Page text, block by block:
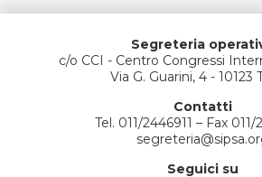
Segreteria
c/o CCI - Centro Congressi
Via G. Guarini, 4 - 10123
Contatti
Tel. 011/2446911 – Fax
Seguici su